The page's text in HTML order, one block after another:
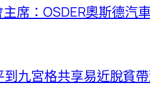
席：OSDER奧斯德汽
九宮格共享易近脫貧